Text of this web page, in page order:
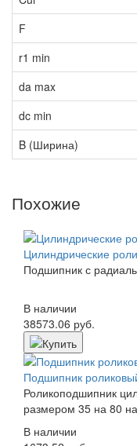
F
r1 min
da max
dc min
B (Ширина)
Похожие
Цилиндрические
Подшипник с
В наличии
38573.06 руб.
Подшипник
Роликоподшипник
размером 35 на 80
В наличии